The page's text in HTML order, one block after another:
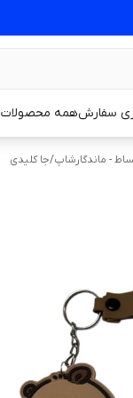
سفارشهمه محصولات
- ماندگارشاپ/جا کلیدی